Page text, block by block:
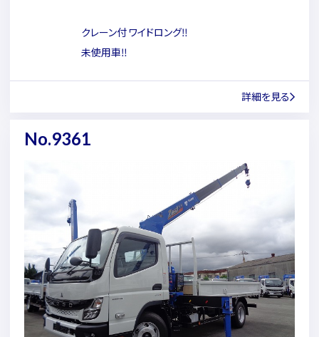
クレーン付 ワイドロング‼
未使用車‼
詳細を見る
No.9361